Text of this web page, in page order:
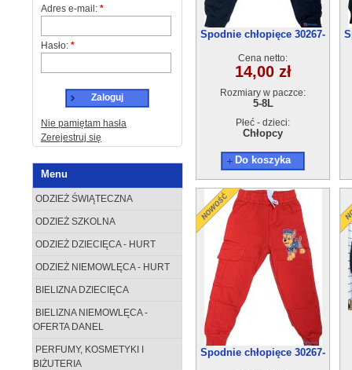
Adres e-mail: *
Hasło: *
Zaloguj
Nie pamiętam hasła
Zerejestruj się
Menu
ODZIEŻ ŚWIĄTECZNA
ODZIEŻ SZKOLNA
ODZIEŻ DZIECIĘCA - HURT
ODZIEŻ NIEMOWLĘCA - HURT
BIELIZNA DZIECIĘCA
BIELIZNA NIEMOWLĘCA -
OFERTA DANEL
PERFUMY, KOSMETYKI I
BIŻUTERIA
Spodnie chłopięce 30267-
Cena netto:
14,00 zł
Rozmiary w paczce:
5-8L
Płeć - dzieci:
Chłopcy
Do koszyka
Spodnie chłopięce 30267-